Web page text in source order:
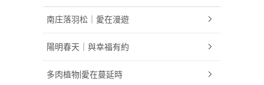
南庄落羽松｜愛在漫遊
陽明春天｜與幸福有約
多肉植物|愛在蔓延時